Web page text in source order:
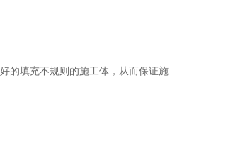
的填充不规则的施工体，从而保证施